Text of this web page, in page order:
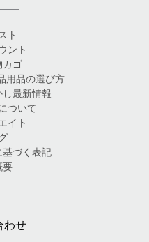
ト
ント
カゴ
用品の選び方
最新情報
ついて
イト
基づく表記
要
わせ